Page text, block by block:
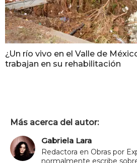
¿Un río vivo en el Valle de
trabajan en su rehabilitación
Más acerca del autor:
Gabriela Lara
Redactora en Obras por
normalmente escribe